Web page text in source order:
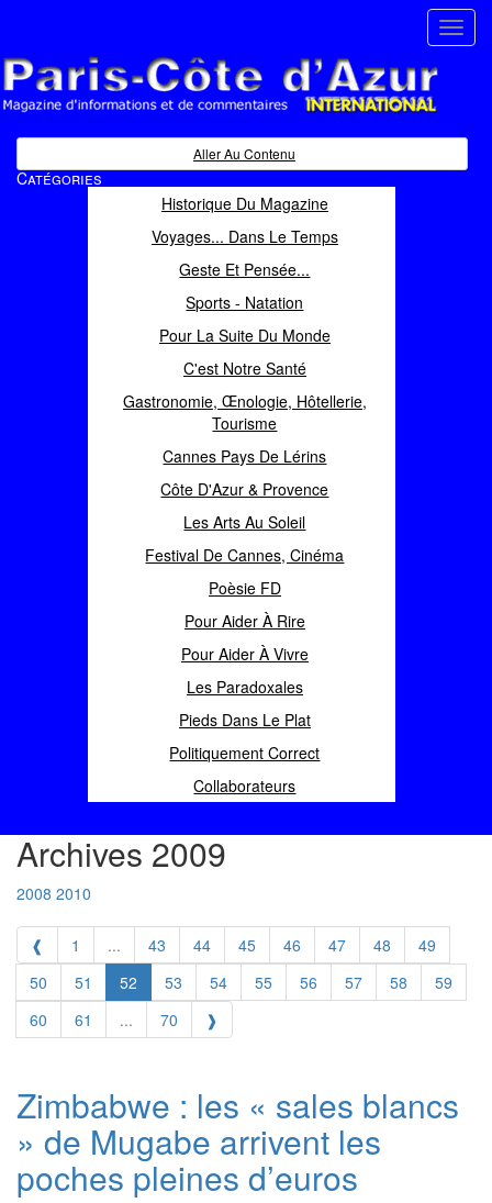
Magazine d'informations et de commentaires
Aller Au Contenu
Catégories
Historique Du Magazine
Voyages... Dans Le Temps
Geste Et Pensée...
Sports - Natation
Pour La Suite Du Monde
C'est Notre Santé
Gastronomie, Œnologie, Hôtellerie,
Tourisme
Cannes Pays De Lérins
Côte D'Azur & Provence
Les Arts Au Soleil
Festival De Cannes, Cinéma
Poèsie FD
Pour Aider À Rire
Pour Aider À Vivre
Les Paradoxales
Pieds Dans Le Plat
Politiquement Correct
Collaborateurs
Archives 2009
2008 2010
❰ 1 ... 43 44 45 46 47 48
49
50
51 52 53 54 55 56 57 58
59
60
61 ... 70 ❱
Zimbabwe : les « sales blancs
» de Mugabe arrivent les
poches pleines d’euros